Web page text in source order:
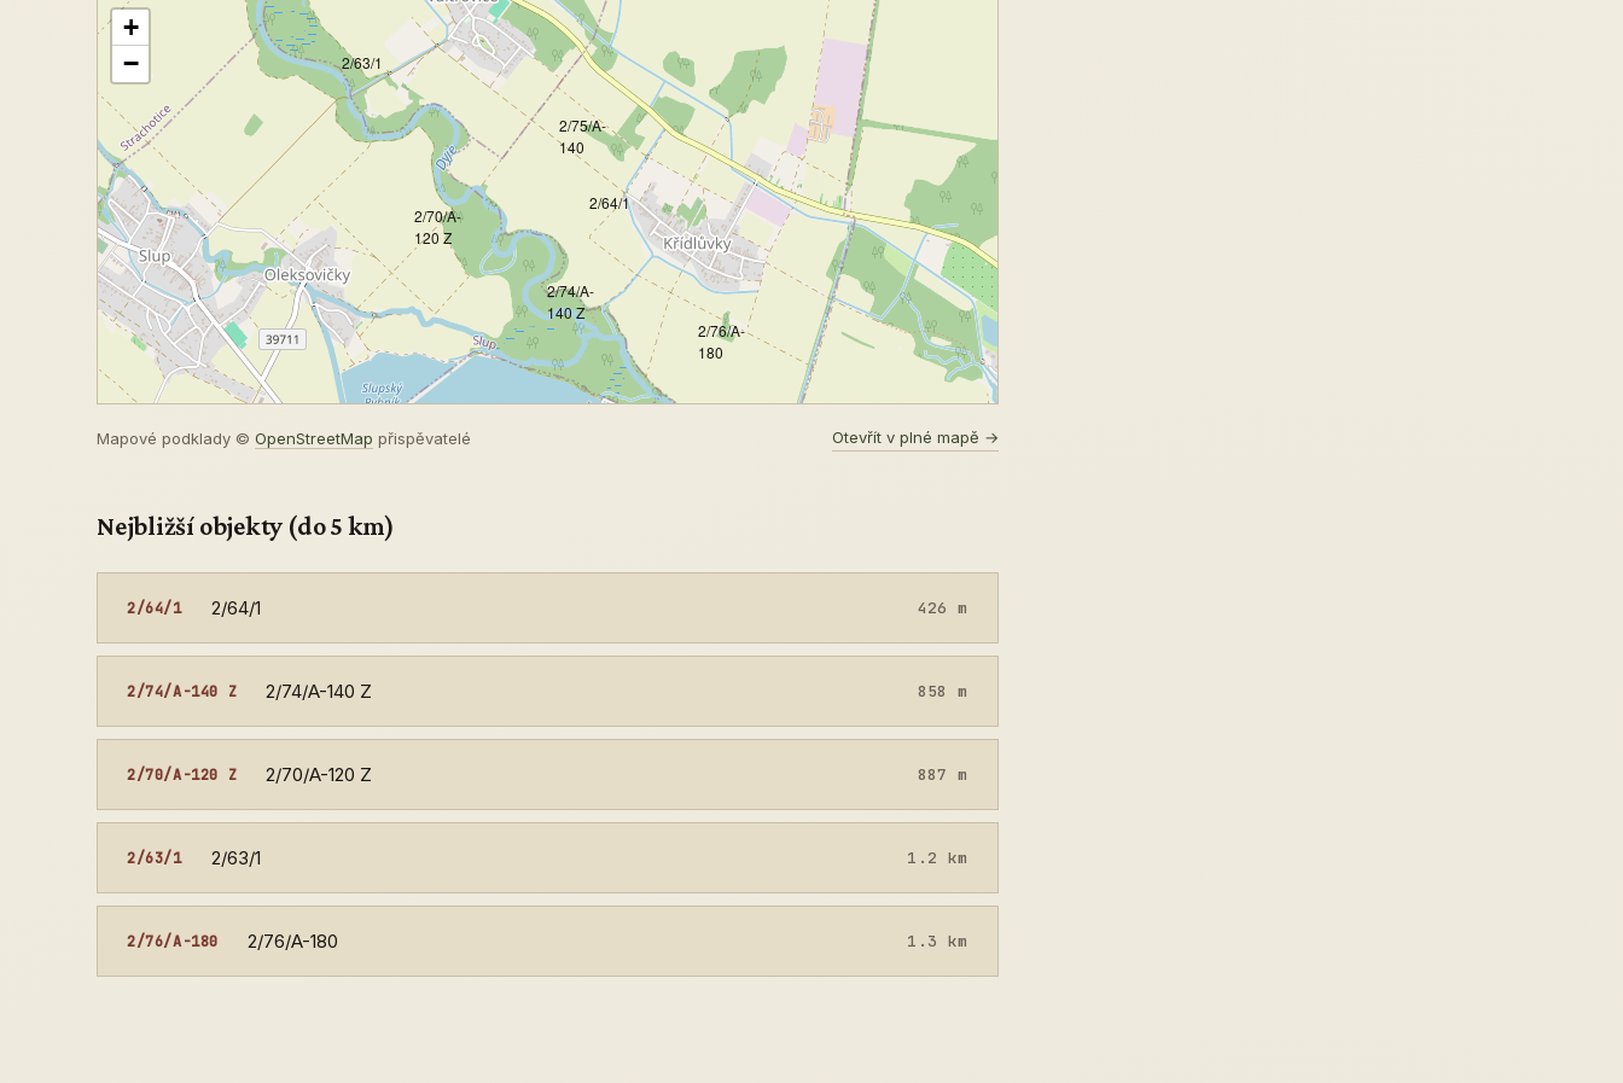
2/75/A-
140
2/64/1
2/74/A-
140 Z
2/70/A-
120 Z
2/63/1
2/76/A-
180
+
−
Mapové podklady © OpenStreetMap přispěvatelé Otevřít v plné mapě →
Nejbližší objekty (do 5 km)
2/64/1 2/64/1 426 m
2/74/A-140 Z 2/74/A-140 Z 858 m
2/70/A-120 Z 2/70/A-120 Z 887 m
2/63/1 2/63/1 1.2 km
2/76/A-180 2/76/A-180 1.3 km